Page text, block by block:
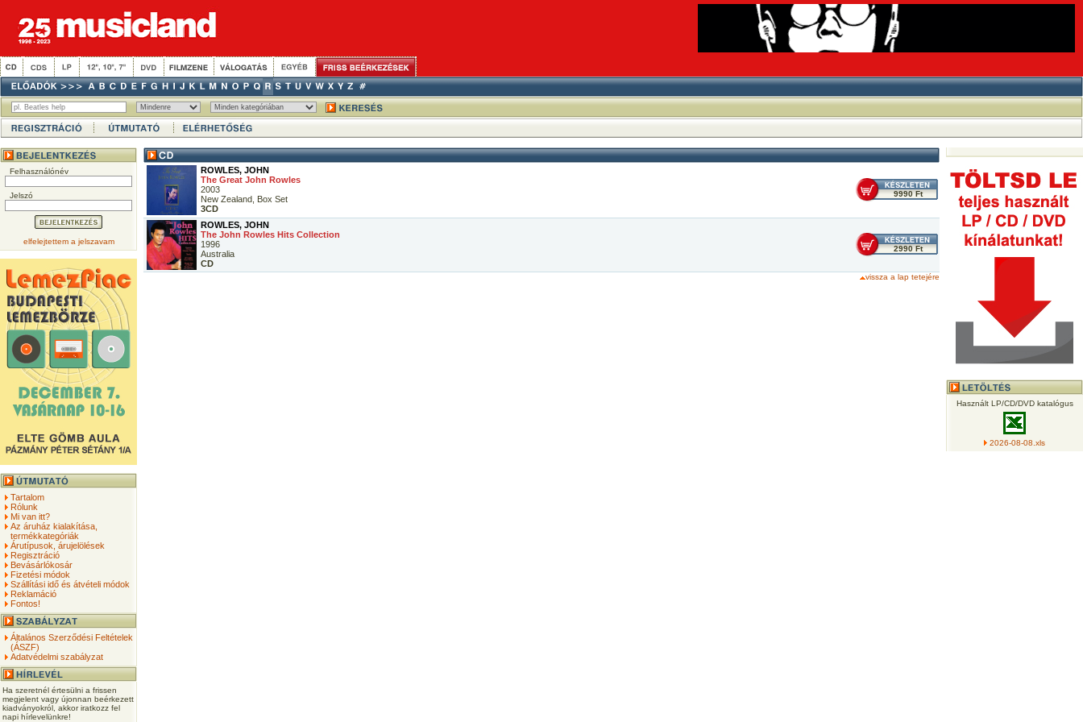
Felhasználónév
Jelszó
elfelejtettem a jelszavam
Tartalom
Rólunk
Mi van itt?
Az áruház kialakítása,
termékkategóriák
Árutípusok, árujelölések
Regisztráció
Bevásárlókosár
Fizetési módok
Szállítási idő és átvételi módok
Reklamáció
Fontos!
Általános Szerződési Feltételek
(ÁSZF)
Adatvédelmi szabályzat
Ha szeretnél értesülni a frissen
megjelent vagy újonnan beérkezett
kiadványokról, akkor iratkozz fel
napi hírlevelünkre!
ROWLES, JOHN
The Great John Rowles
2003
New Zealand, Box Set
3CD
9990 Ft
ROWLES, JOHN
The John Rowles Hits Collection
1996
Australia
CD
2990 Ft
vissza a lap tetejére
Használt LP/CD/DVD katalógus
2026-08-08.xls